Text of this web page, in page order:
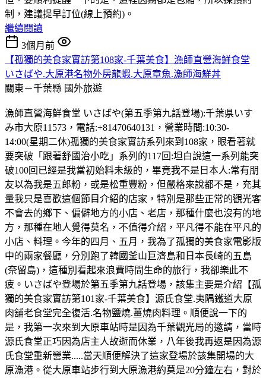
制，建議提早訂位(線上預約)。
繼續閱讀
3個月前
【孤獨的美食家實訪第108家-千葉美食】漁師直營海鮮食堂
いさばや.大原港名物外房龍蝦.大原章魚.漁師海鮮丼
關東－千葉縣 國外旅遊
漁師直營海鮮食堂 いさばや(第五季第九話登場):千葉県いす
み市大原11573，電話:+81470640131，營業時間:10:30-
14:00(星期二休)孤獨的美食家實訪系列來到108家，眼看著就
要突破「跟著舒國治小吃」系列的117回:坦白說這一系列能突
破100回已經是我當初始料未級的，畢竟我不是日本人:常有朋
友以為我是五郎粉，或是松重豐粉，但嚴格來說都不是，充其
量我只是喜歡這個節目介紹的店家，特別是那些正常的觀光客
不會去的鄉下、偏僻地方的小店、老店，那種什麼也沒有的地
方，那種在地人覺得莫名，不值得介紹，平凡得不能在平凡的
小店、料理。今年的四月、五月，我為了孤獨的美食家電影版
中的兩家餐廳，分別跑了韓國釜山巨濟島和日本長崎的五島
(奈留島)，這種別看起來浪費時間生命的旅行，我卻樂此不
疲。いさばや登場於第五季第九話登場，該集主要是介紹【孤
獨的美食家實訪第101家-千葉美食】源氏食堂.夷隅鐵道大原
肉舖老食堂完全復活.名物鹽燒.薑燒肉料理。順便說一下的
是，我第一次來到大原車站時是因為千葉觀光局的邀請，當時
源氏食堂正巧因為店主人故逝而休業，八年後我再返是因為源
氏食堂重新營業.....當天順便解決了這家登場於該集開場的大
原漁港。從大原車站步行到大原漁港約莫是20分鐘左右，對於